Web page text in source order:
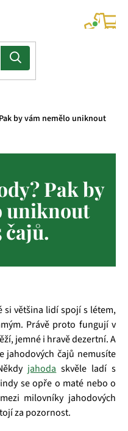
by vám nemělo uniknout
Pak by
uniknout
čajů.
většina lidí spojí s létem,
Právě proto fungují v
jemné i hravě dezertní. A
jahodových čajů nemusíte
jahoda skvěle ladí s
se opře o maté nebo o
milovníky jahodových
za pozornost.